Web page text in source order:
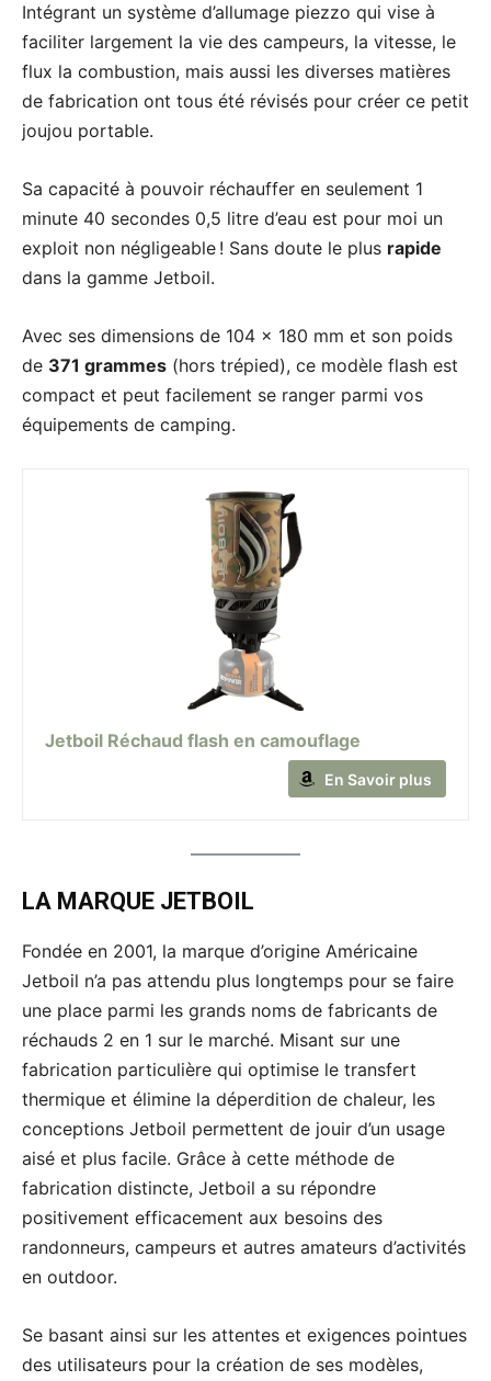
Intégrant un système d’allumage piezzo qui vise à
faciliter largement la vie des campeurs, la vitesse, le
flux la combustion, mais aussi les diverses matières
de fabrication ont tous été révisés pour créer ce petit
joujou portable.
Sa capacité à pouvoir réchauffer en seulement 1
minute 40 secondes 0,5 litre d’eau est pour moi un
exploit non négligeable ! Sans doute le plus rapide
dans la gamme Jetboil.
Avec ses dimensions de 104 x 180 mm et son poids
de 371 grammes (hors trépied), ce modèle flash est
compact et peut facilement se ranger parmi vos
équipements de camping.
Jetboil Réchaud flash en camouflage
En Savoir plus
LA MARQUE JETBOIL
Fondée en 2001, la marque d’origine Américaine
Jetboil n’a pas attendu plus longtemps pour se faire
une place parmi les grands noms de fabricants de
réchauds 2 en 1 sur le marché. Misant sur une
fabrication particulière qui optimise le transfert
thermique et élimine la déperdition de chaleur, les
conceptions Jetboil permettent de jouir d’un usage
aisé et plus facile. Grâce à cette méthode de
fabrication distincte, Jetboil a su répondre
positivement efficacement aux besoins des
randonneurs, campeurs et autres amateurs d’activités
en outdoor.
Se basant ainsi sur les attentes et exigences pointues
des utilisateurs pour la création de ses modèles,